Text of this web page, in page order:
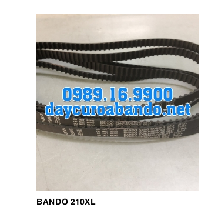
BANDO 210XL